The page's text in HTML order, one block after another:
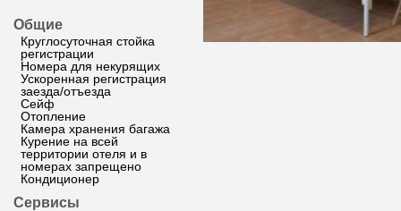
Общие
Круглосуточная стойка
регистрации
Номера для некурящих
Ускоренная регистрация
заезда/отъезда
Сейф
Отопление
Камера хранения багажа
Курение на всей
территории отеля и в
номерах запрещено
Кондиционер
Сервисы